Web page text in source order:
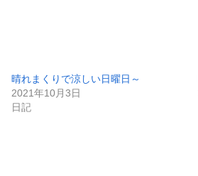
晴れまくりで涼しい日曜日～
2021年10月3日
日記